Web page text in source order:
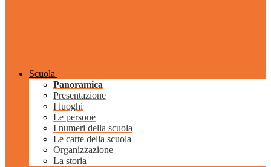
Scuola
Panoramica
Presentazione
I luoghi
Le persone
I numeri della scuola
Le carte della scuola
Organizzazione
La storia